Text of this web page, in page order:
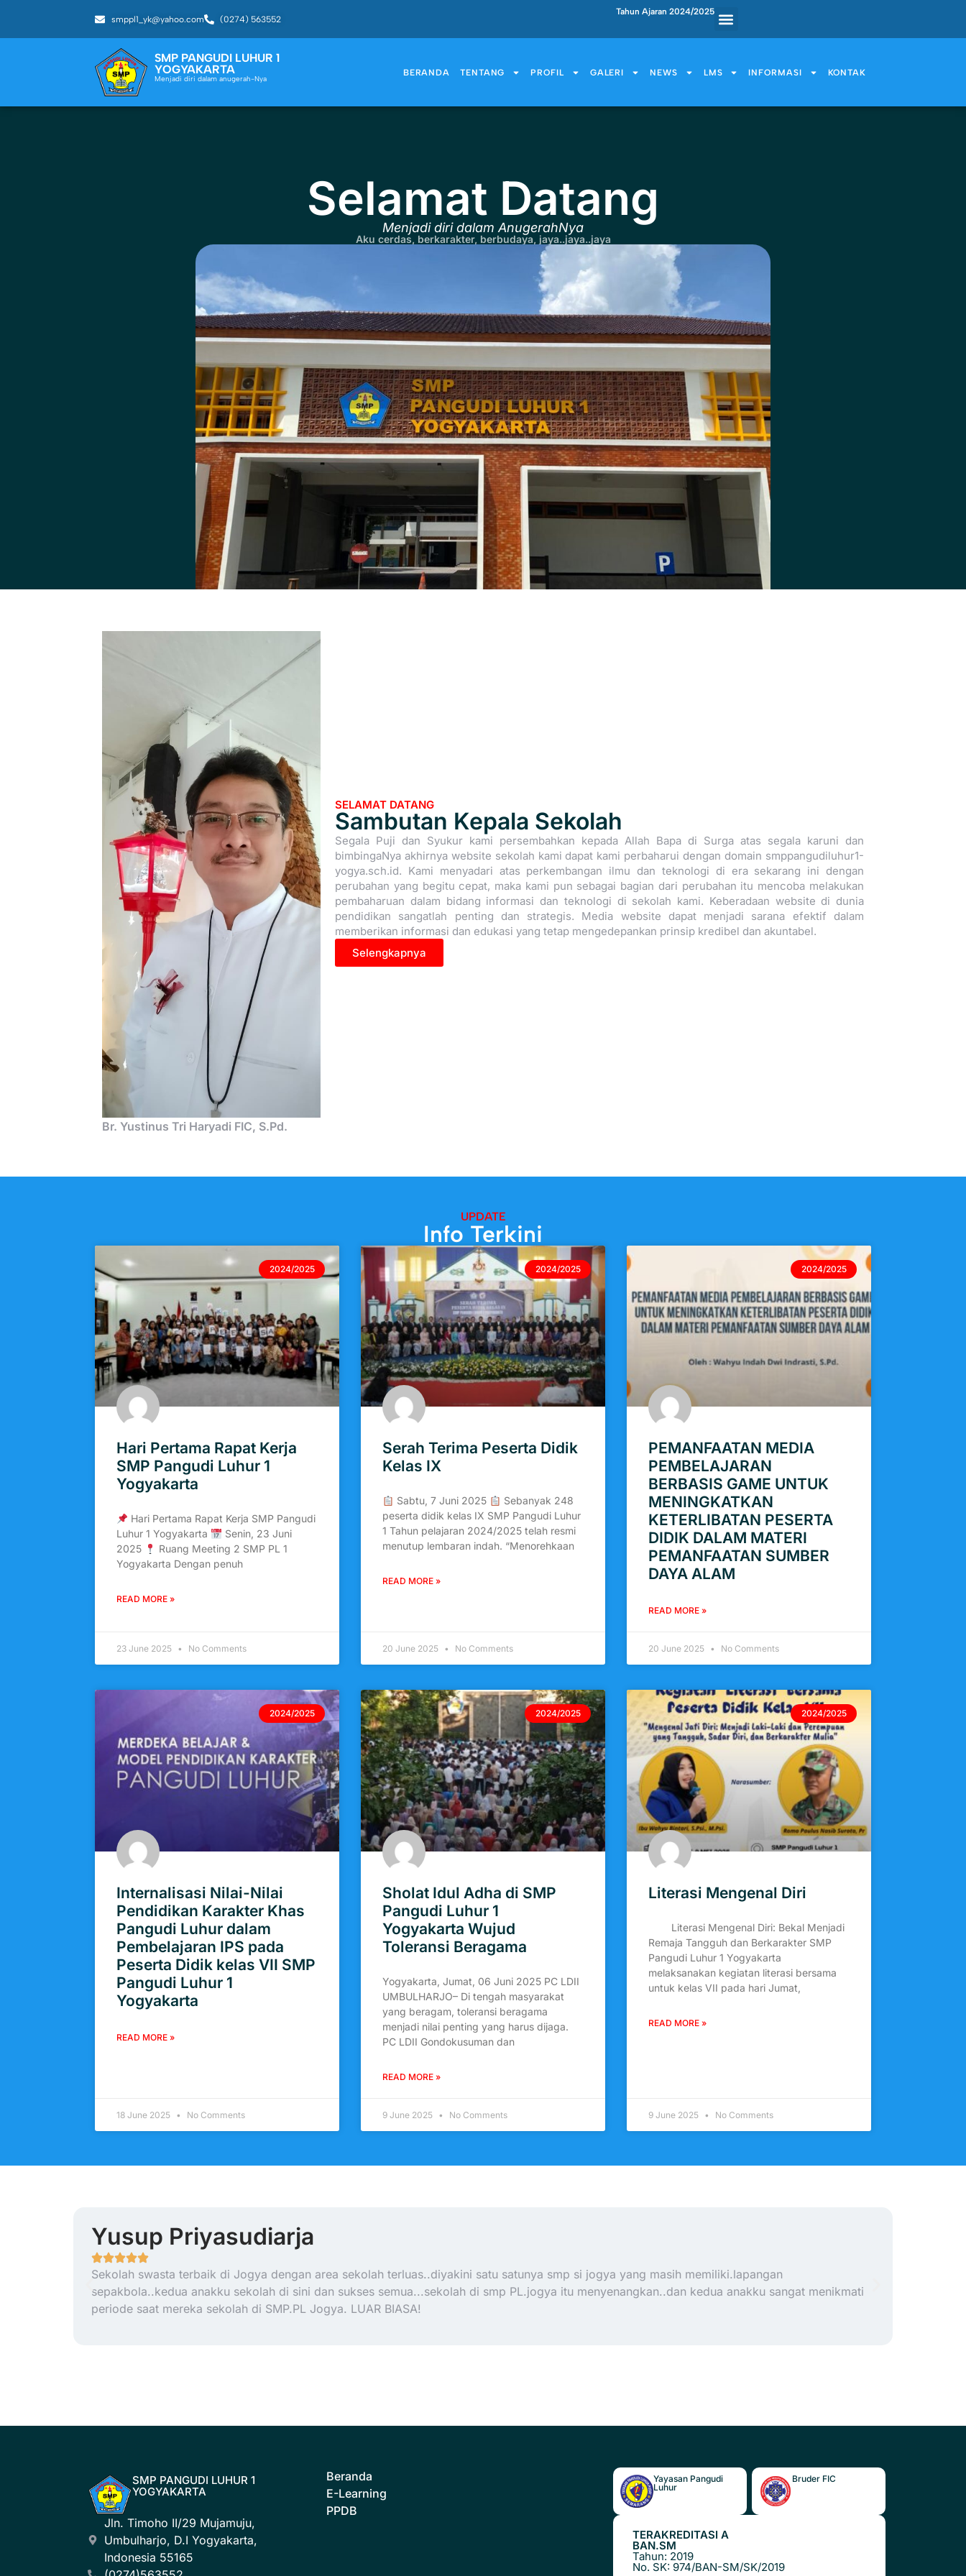
smppl1_yk@yahoo.com (0274) 563552
Tahun Ajaran 2024/2025
SMP PANGUDI LUHUR 1
YOGYAKARTA
Menjadi diri dalam anugerah-Nya
BERANDA TENTANG PROFIL GALERI NEWS LMS INFORMASI KONTAK
Selamat Datang
Menjadi diri dalam AnugerahNya
Aku cerdas, berkarakter, berbudaya, jaya..jaya..jaya
Br. Yustinus Tri Haryadi FIC, S.Pd.
SELAMAT DATANG
Sambutan Kepala Sekolah
Segala Puji dan Syukur kami persembahkan kepada Allah Bapa di Surga atas segala karuni dan
bimbingaNya akhirnya website sekolah kami dapat kami perbaharui dengan domain smppangudiluhur1-
yogya.sch.id. Kami menyadari atas perkembangan ilmu dan teknologi di era sekarang ini dengan
perubahan yang begitu cepat, maka kami pun sebagai bagian dari perubahan itu mencoba melakukan
pembaharuan dalam bidang informasi dan teknologi di sekolah kami. Keberadaan website di dunia
pendidikan sangatlah penting dan strategis. Media website dapat menjadi sarana efektif dalam
memberikan informasi dan edukasi yang tetap mengedepankan prinsip kredibel dan akuntabel.
Selengkapnya
UPDATE
Info Terkini
2024/2025
Hari Pertama Rapat Kerja
SMP Pangudi Luhur 1
Yogyakarta
Hari Pertama Rapat Kerja SMP Pangudi
Luhur 1 Yogyakarta
Senin, 23 Juni
2025
Ruang Meeting 2 SMP PL 1
Yogyakarta Dengan penuh
READ MORE »
23 June 2025 No Comments
2024/2025
Serah Terima Peserta Didik
Kelas IX
Sabtu, 7 Juni 2025
Sebanyak 248
peserta didik kelas IX SMP Pangudi Luhur
1 Tahun pelajaran 2024/2025 telah resmi
menutup lembaran indah. “Menorehkaan
READ MORE »
20 June 2025 No Comments
2024/2025
PEMANFAATAN MEDIA
PEMBELAJARAN
BERBASIS GAME UNTUK
MENINGKATKAN
KETERLIBATAN PESERTA
DIDIK DALAM MATERI
PEMANFAATAN SUMBER
DAYA ALAM
READ MORE »
20 June 2025 No Comments
2024/2025
Internalisasi Nilai-Nilai
Pendidikan Karakter Khas
Pangudi Luhur dalam
Pembelajaran IPS pada
Peserta Didik kelas VII SMP
Pangudi Luhur 1
Yogyakarta
READ MORE »
18 June 2025 No Comments
2024/2025
Sholat Idul Adha di SMP
Pangudi Luhur 1
Yogyakarta Wujud
Toleransi Beragama
Yogyakarta, Jumat, 06 Juni 2025 PC LDII
UMBULHARJO– Di tengah masyarakat
yang beragam, toleransi beragama
menjadi nilai penting yang harus dijaga.
PC LDII Gondokusuman dan
READ MORE »
9 June 2025 No Comments
2024/2025
Literasi Mengenal Diri
Literasi Mengenal Diri: Bekal Menjadi
Remaja Tangguh dan Berkarakter SMP
Pangudi Luhur 1 Yogyakarta
melaksanakan kegiatan literasi bersama
untuk kelas VII pada hari Jumat,
READ MORE »
9 June 2025 No Comments
Yusup Priyasudiarja
Sekolah swasta terbaik di Jogya dengan area sekolah terluas..diyakini satu satunya smp si jogya yang masih memiliki.lapangan
sepakbola..kedua anakku sekolah di sini dan sukses semua...sekolah di smp PL.jogya itu menyenangkan..dan kedua anakku sangat menikmati
periode saat mereka sekolah di SMP.PL Jogya. LUAR BIASA!
SMP PANGUDI LUHUR 1
YOGYAKARTA
Jln. Timoho II/29 Mujamuju,
Umbulharjo, D.I Yogyakarta,
Indonesia 55165
Beranda
E-Learning
PPDB
Yayasan Pangudi
Luhur
Bruder FIC
TERAKREDITASI A
BAN.SM
Tahun: 2019
No. SK: 974/BAN-SM/SK/2019